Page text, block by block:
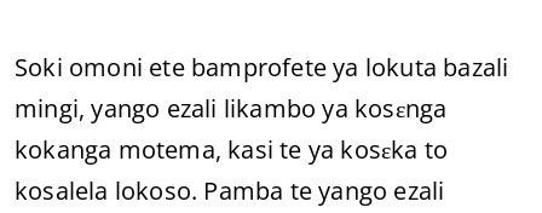
Soki omoni ete bamprofete ya lokuta bazali
mingi, yango ezali likambo ya kosɛnga
kokanga motema, kasi te ya kosɛka to
kosalela lokoso. Pamba te yango ezali